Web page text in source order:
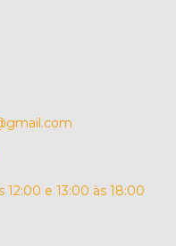
e 13:00 às 18:00